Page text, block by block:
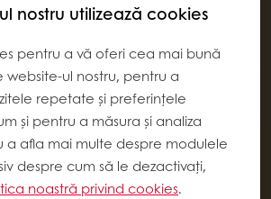
nostru utilizează cookies
pentru a vă oferi cea mai bună
ul nostru, pentru a
repetate și preferințele
și pentru a măsura și analiza
a afla mai multe despre modulele
despre cum să le dezactivați,
noastră privind cookies.